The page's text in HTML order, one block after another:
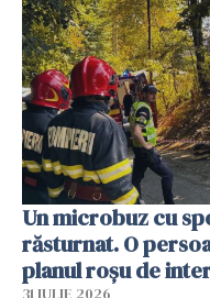
Un microbuz cu
răsturnat. O
planul roșu de
31 IULIE 2026